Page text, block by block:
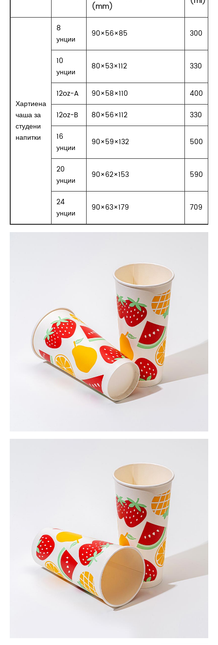
(mm)
Хартиена
чаша за
студени
напитки
8
унции
90×56×85 300
10
унции
80×53×112 330
12oz-A 90×58×110
400
12oz-B
80×56×112
330
16
унции
90×59×132 500
20
унции
90×62×153 590
24
унции
90×63×179 709